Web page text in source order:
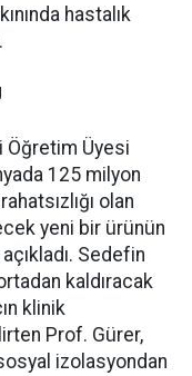
hastalık
Öğretim Üyesi
125 milyon
olan
yeni bir ürünün
Sedefin
kaldıracak
klinik
Prof. Gürer,
izolasyondan